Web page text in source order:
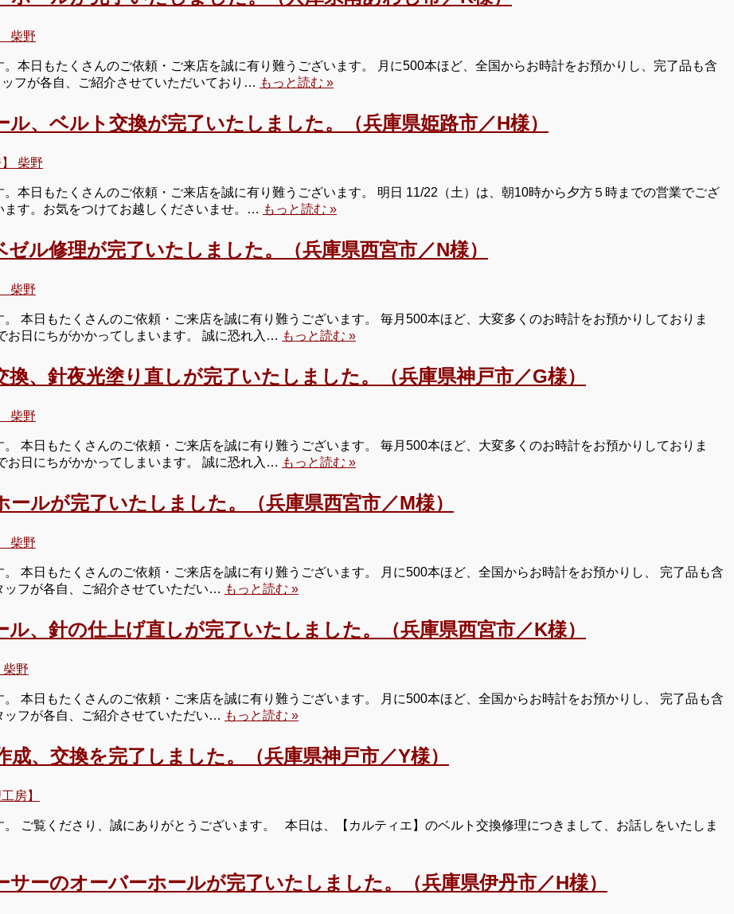
柴野
本日もたくさんのご依頼・ご来店を誠に有り難うございます。 月に500本ほど、全国からお時計をお預かりし、完了品も含
フが各自、ご紹介させていただいており… もっと読む »
、ベルト交換が完了いたしました。（兵庫県姫路市／H様）
】 柴野
本日もたくさんのご依頼・ご来店を誠に有り難うございます。 明日 11/22（土）は、朝10時から夕方５時までの営業でござ
ます。お気をつけてお越しくださいませ。… もっと読む »
ル修理が完了いたしました。（兵庫県西宮市／N様）
柴野
本日もたくさんのご依頼・ご来店を誠に有り難うございます。 毎月500本ほど、大変多くのお時計をお預かりしておりま
お日にちがかかってしまいます。 誠に恐れ入… もっと読む »
、針夜光塗り直しが完了いたしました。（兵庫県神戸市／G様）
柴野
本日もたくさんのご依頼・ご来店を誠に有り難うございます。 毎月500本ほど、大変多くのお時計をお預かりしておりま
お日にちがかかってしまいます。 誠に恐れ入… もっと読む »
ルが完了いたしました。（兵庫県西宮市／M様）
柴野
本日もたくさんのご依頼・ご来店を誠に有り難うございます。 月に500本ほど、全国からお時計をお預かりし、 完了品も含
ッフが各自、ご紹介させていただい… もっと読む »
、針の仕上げ直しが完了いたしました。（兵庫県西宮市／K様）
柴野
本日もたくさんのご依頼・ご来店を誠に有り難うございます。 月に500本ほど、全国からお時計をお預かりし、 完了品も含
ッフが各自、ご紹介させていただい… もっと読む »
、交換を完了しました。（兵庫県神戸市／Y様）
房】
ご覧くださり、誠にありがとうございます。 本日は、【カルティエ】のベルト交換修理につきまして、お話しをいたしま
ーのオーバーホールが完了いたしました。（兵庫県伊丹市／H様）